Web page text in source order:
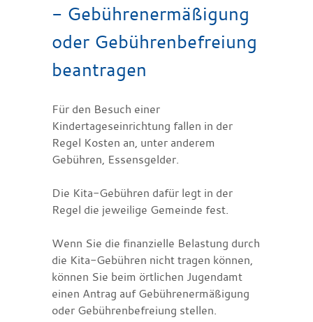
- Gebührenermäßigung
oder Gebührenbefreiung
beantragen
Für den Besuch einer
Kindertageseinrichtung fallen in der
Regel Kosten an, unter anderem
Gebühren, Essensgelder.
Die Kita-Gebühren dafür legt in der
Regel die jeweilige Gemeinde fest.
Wenn Sie die finanzielle Belastung durch
die Kita-Gebühren nicht tragen können,
können Sie beim örtlichen Jugendamt
einen Antrag auf Gebührenermäßigung
oder Gebührenbefreiung stellen.